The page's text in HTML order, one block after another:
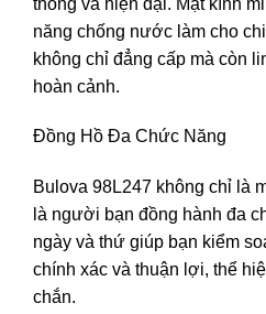
năng chống nước làm cho
không chỉ đẳng cấp mà còn
hoàn cảnh.
Đồng Hồ Đa Chức Năng
Bulova 98L247 không chỉ là
là người bạn đồng hành đa
ngày và thứ giúp bạn kiểm
chính xác và thuận lợi, thể
chắn.